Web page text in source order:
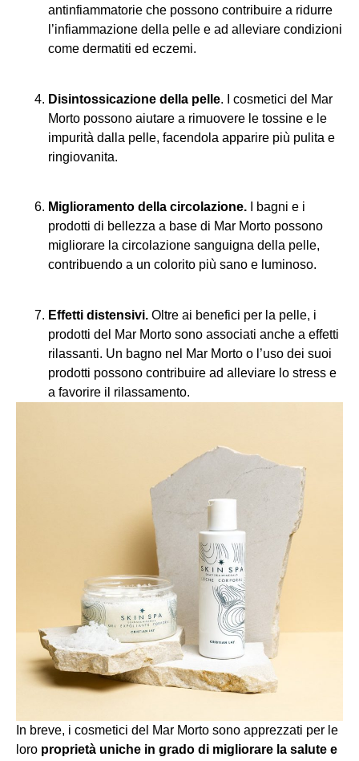
antinfiammatorie che possono contribuire a ridurre
l’infiammazione della pelle e ad alleviare condizioni
come dermatiti ed eczemi.
Disintossicazione della pelle. I cosmetici del Mar
Morto possono aiutare a rimuovere le tossine e le
impurità dalla pelle, facendola apparire più pulita e
ringiovanita.
Miglioramento della circolazione. I bagni e i
prodotti di bellezza a base di Mar Morto possono
migliorare la circolazione sanguigna della pelle,
contribuendo a un colorito più sano e luminoso.
Effetti distensivi. Oltre ai benefici per la pelle, i
prodotti del Mar Morto sono associati anche a effetti
rilassanti. Un bagno nel Mar Morto o l’uso dei suoi
prodotti possono contribuire ad alleviare lo stress e
a favorire il rilassamento.
In breve, i cosmetici del Mar Morto sono apprezzati per le
loro proprietà uniche in grado di migliorare la salute e